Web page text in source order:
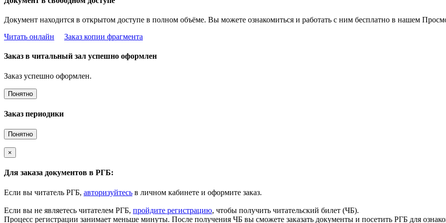
Документ находится в открытом доступе в полном объёме. Вы можете ознакомиться и работать с ним бесплатно в нашем
Читать онлайн
Заказ копии фрагмента
Заказ в читальный зал успешно оформлен
Заказ успешно оформлен.
Понятно
Заказ периодики
Понятно
×
Для заказа документов в РГБ:
Если вы читатель РГБ, авторизуйтесь в личном кабинете и оформите заказ.
Если вы не являетесь читателем РГБ, пройдите регистрацию, чтобы получить читательский билет (ЧБ).
Процесс регистрации занимает меньше минуты. После получения ЧБ вы сможете заказать документы и посетить РГБ для